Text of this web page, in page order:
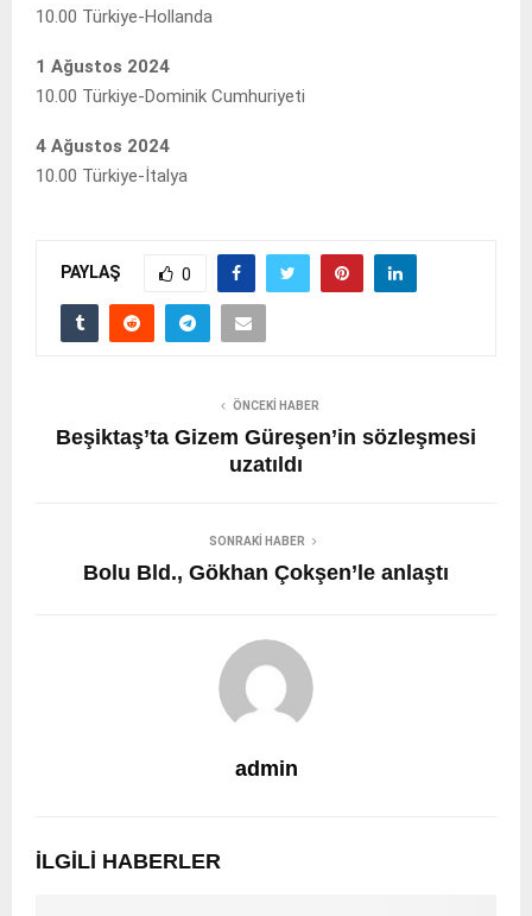
10.00 Türkiye-Hollanda
1 Ağustos 2024
10.00 Türkiye-Dominik Cumhuriyeti
4 Ağustos 2024
10.00 Türkiye-İtalya
PAYLAŞ 0
ÖNCEKI HABER
Beşiktaş’ta Gizem Güreşen’in sözleşmesi
uzatıldı
SONRAKI HABER
Bolu Bld., Gökhan Çokşen’le anlaştı
admin
İLGILI HABERLER